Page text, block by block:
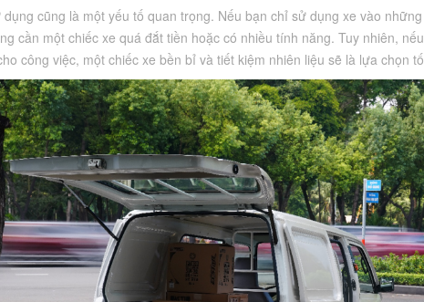
cũng là một yếu tố quan trọng. Nếu bạn chỉ sử dụng xe vào
cần một chiếc xe quá đắt tiền hoặc có nhiều tính năng. Tuy nhiên,
công việc, một chiếc xe bền bỉ và tiết kiệm nhiên liệu sẽ là lựa chọn